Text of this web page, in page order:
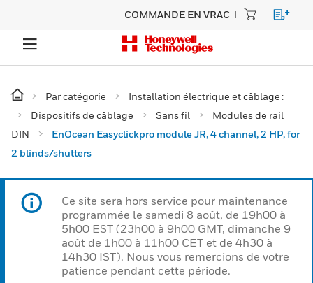
COMMANDE EN VRAC
Par catégorie
Installation électrique et câblage :
Dispositifs de câblage
Sans fil
Modules de rail
DIN
EnOcean Easyclickpro module JR, 4 channel, 2 HP, for
2 blinds/shutters
Ce site sera hors service pour maintenance
programmée le samedi 8 août, de 19h00 à
5h00 EST (23h00 à 9h00 GMT, dimanche 9
août de 1h00 à 11h00 CET et de 4h30 à
14h30 IST). Nous vous remercions de votre
patience pendant cette période.